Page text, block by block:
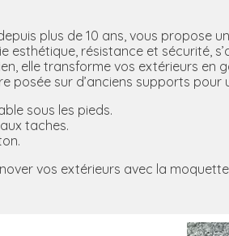
plus de 10 ans, vous propose
esthétique, résistance et sécurité,
elle transforme vos extérieurs
posée sur d’anciens supports
sous les pieds.
taches.
vos extérieurs avec la